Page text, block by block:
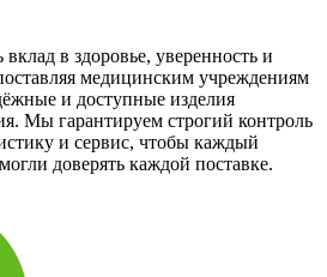
в здоровье, уверенность и
медицинским учреждениям
и доступные изделия
Мы гарантируем строгий контроль
и сервис, чтобы каждый
доверять каждой поставке.